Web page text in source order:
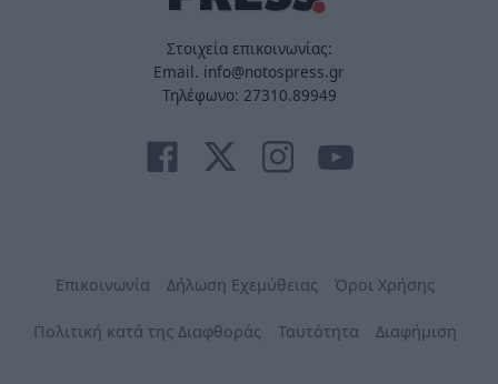
Στοιχεία επικοινωνίας:
Email. info@notospress.gr
Τηλέφωνο: 27310.89949
Επικοινωνία Δήλωση Εχεμύθειας Όροι Χρήσης
Πολιτική κατά της Διαφθοράς Ταυτότητα Διαφήμιση